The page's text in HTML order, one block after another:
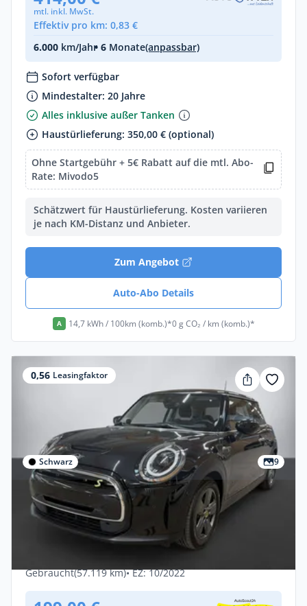
mtl. inkl. MwSt.
Effektiv pro km: 0,83 €
6.000 km/Jahr• 6 Monate(anpassbar)
Sofort verfügbar
Mindestalter: 20 Jahre
Alles inklusive außer Tanken
Haustürlieferung: 350,00 € (optional)
Ohne Startgebühr + 5€ Rabatt auf die mtl. Abo-
Rate: Mivodo5
Schätzwert für Haustürlieferung. Kosten variieren
je nach KM-Distanz und Anbieter.
Zum Angebot
Auto-Abo Details
A 14,7 kWh / 100km (komb.)*0 g CO₂ / km (komb.)*
0,56 Leasingfaktor
Schwarz 9
Privat & Gewerbe
MINI Cooper SE
Gebraucht(57.119 km)• EZ: 10/2022